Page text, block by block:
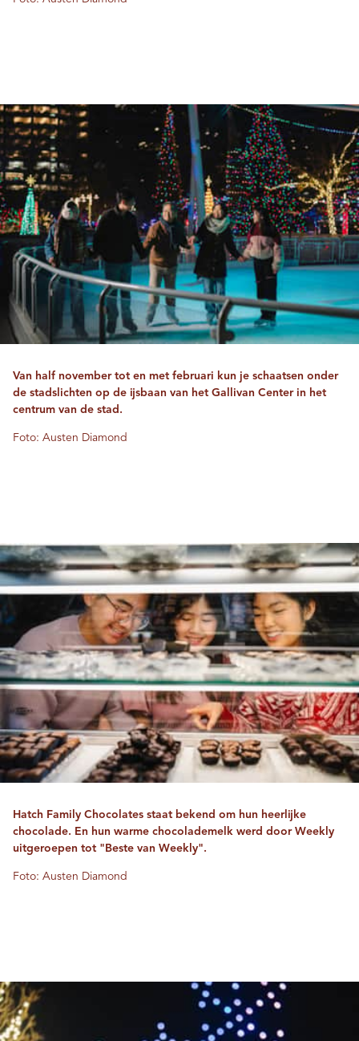
Van half november tot en met februari kun je schaatsen onder
de stadslichten op de ijsbaan van het Gallivan Center in het
centrum van de stad.
Foto: Austen Diamond
Hatch Family Chocolates staat bekend om hun heerlijke
chocolade. En hun warme chocolademelk werd door Weekly
uitgeroepen tot "Beste van Weekly".
Foto: Austen Diamond